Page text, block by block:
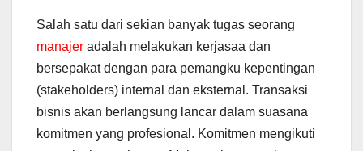
Salah satu dari sekian banyak tugas seorang
manajer adalah melakukan kerjasaa dan
bersepakat dengan para pemangku kepentingan
(stakeholders) internal dan eksternal. Transaksi
bisnis akan berlangsung lancar dalam suasana
komitmen yang profesional. Komitmen mengikuti